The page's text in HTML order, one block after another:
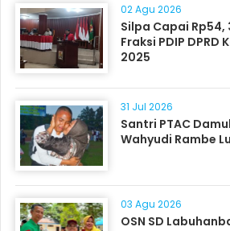
02 Agu 2026
Silpa Capai Rp54,
Fraksi PDIP DPRD
2025
31 Jul 2026
Santri PTAC
Wahyudi Rambe
03 Agu 2026
OSN SD